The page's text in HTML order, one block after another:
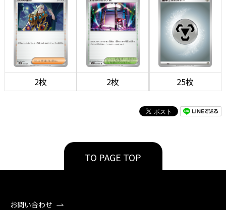
2枚 2枚 25枚
TO PAGE TOP
お問い合わせ